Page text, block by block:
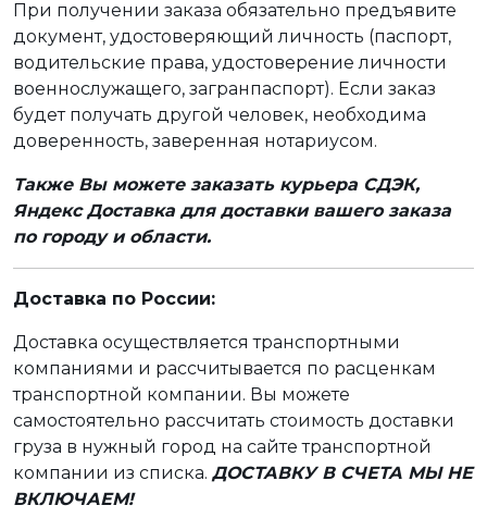
При получении заказа обязательно предъявите
документ, удостоверяющий личность (паспорт,
водительские права, удостоверение личности
военнослужащего, загранпаспорт). Если заказ
будет получать другой человек, необходима
доверенность, заверенная нотариусом.
Также Вы можете заказать курьера СДЭК,
Яндекс Доставка для доставки вашего заказа
по городу и области.
Доставка по России:
Доставка осуществляется транспортными
компаниями и рассчитывается по расценкам
транспортной компании. Вы можете
самостоятельно рассчитать стоимость доставки
груза в нужный город на сайте транспортной
компании из списка. ДОСТАВКУ В СЧЕТА МЫ НЕ
ВКЛЮЧАЕМ!